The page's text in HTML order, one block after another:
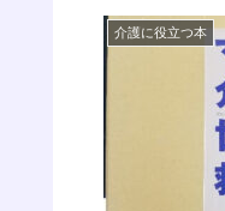
介護に役立つ本